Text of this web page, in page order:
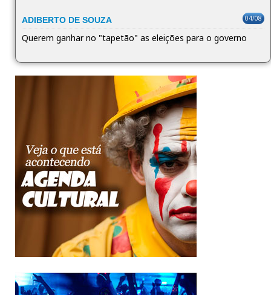
ADIBERTO DE SOUZA 04/08
Querem ganhar no "tapetão" as eleições para o governo